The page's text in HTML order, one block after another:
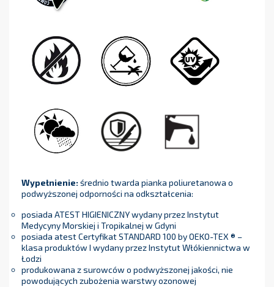
Wypełnienie:średnio twarda pianka poliuretanowa o
podwyższonej odporności na odkształcenia:
posiada ATEST HIGIENICZNY wydany przez Instytut
Medycyny Morskiej i Tropikalnej w Gdyni
posiada atest Certyfikat STANDARD 100 by OEKO-TEX ® –
klasa produktów I wydany przez Instytut Włókiennictwa w
Łodzi
produkowana z surowców o podwyższonej jakości, nie
powodujących zubożenia warstwy ozonowej